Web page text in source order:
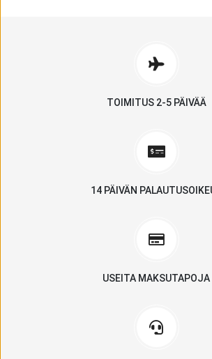
TOIMITUS 2-5 PÄIVÄÄ
14 PÄIVÄN
USEITA MAKSUTAPOJA